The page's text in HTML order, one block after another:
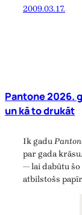
2009.03.17.
Pantone 2026.
un kā to drukāt
Ik gadu
par gada
— lai dabūtu
atbilstošs